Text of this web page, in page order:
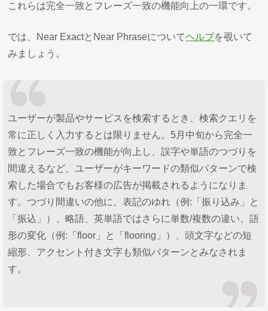
これらは完全一致とフレーズ一致の機能向上の一環です。
では、Near ExactとNear Phraseについてヘルプを覗いて
みましょう。
ユーザーが製品やサービスを検索するとき、検索クエリを
常に正しく入力するとは限りません。5月中旬から完全一
致とフレーズ一致の機能が向上し、誤字や単語のつづりを
間違えるなど、ユーザーがキーワードの類似パターンで検
索した場合でもお客様の広告が掲載されるようになりま
す。つづり間違いの他に、表記のゆれ（例:「振り込み」と
「振込」）、略語、英単語ではさらに単数/複数の違い、語
形の変化（例:「floor」と「flooring」）、頭文字などの短
縮形、アクセント付き文字も類似パターンとみなされま
す。